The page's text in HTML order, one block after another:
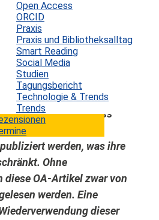
Open Access
ORCID
Praxis
Praxis und Bibliotheksalltag
Smart Reading
Social Media
Studien
Tagungsbericht
Technologie & Trends
Trends
in
Gleichzeitig
Open Science geführt.
langer Weg, bis alle oder
Veröffentlichungen
sein werden. Die
belegt zudem, dass
Artikel ohne eine
werden, was ihre
Ohne
diese OA-Artikel zwar von
werden. Eine
dieser